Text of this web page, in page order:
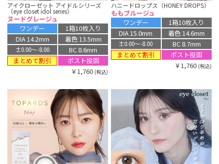
アイクローゼット アイドルシリーズ
（eye closet idol series）
ヌードグレージュ
ワンデー
1箱10枚入り
DIA 14.2mm
着色 13.5mm
±0.00〜-8.00
BC 8.6mm
まとめて割引
ポスト投函
￥1,760 (税込)
ハニードロップス（HONEY DROPS）
ももブルージュ
ワンデー
1箱10枚入り
DIA 15.0mm
着色 14.6mm
±0.00〜-8.00
BC 8.7mm
まとめて割引
ポスト投函
￥1,760 (税込)